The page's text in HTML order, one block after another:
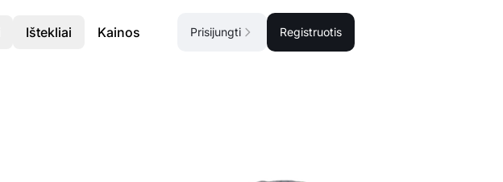
Ištekliai Kainos Prisijungti Registruotis